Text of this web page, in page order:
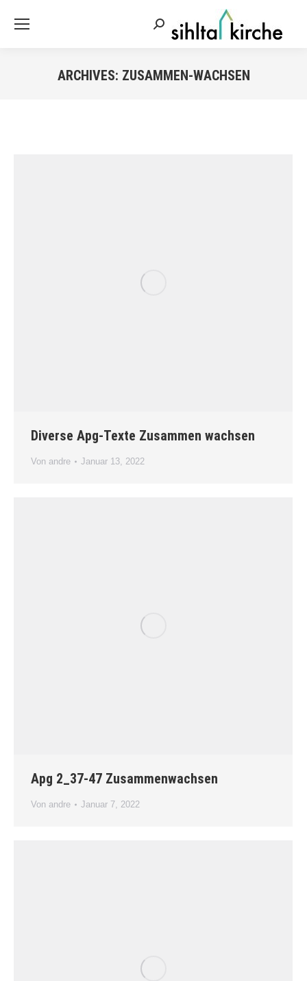
Search:
ARCHIVES: ZUSAMMEN-WACHSEN
Diverse Apg-Texte Zusammen wachsen
Von andre Januar 13, 2022
Apg 2_37-47 Zusammenwachsen
Von andre Januar 7, 2022